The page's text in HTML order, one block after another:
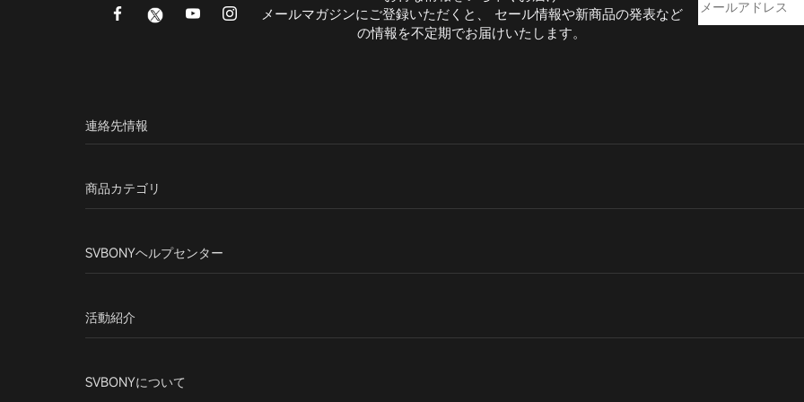
メールマガジンにご登録いただくと、 セール情報や新商品の発表など
の情報を不定期でお届けいたします。
連絡先情報
商品カテゴリ
SVBONYヘルプセンター
活動紹介
SVBONYについて